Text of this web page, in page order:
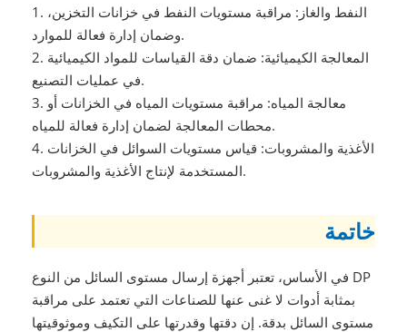
1. النفط والغاز: مراقبة مستويات النفط في خزانات التخزين،
وضمان إدارة فعالة للموارد.
2. المعالجة الكيميائية: ضمان دقة القياسات للمواد الكيميائية
في عمليات التصنيع.
3. معالجة المياه: مراقبة مستويات المياه في الخزانات أو
محطات المعالجة لضمان إدارة فعالة للمياه.
4. الأغذية والمشروبات: قياس مستويات السوائل في الخزانات
المستخدمة لإنتاج الأغذية والمشروبات.
خاتمة
في الأساس، تعتبر أجهزة إرسال مستوى السائل من النوع DP
بمثابة أدوات لا غنى عنها للصناعات التي تعتمد على مراقبة
مستوى السائل بدقة. إن دقتها وقدرتها على التكيف وموثوقيتها